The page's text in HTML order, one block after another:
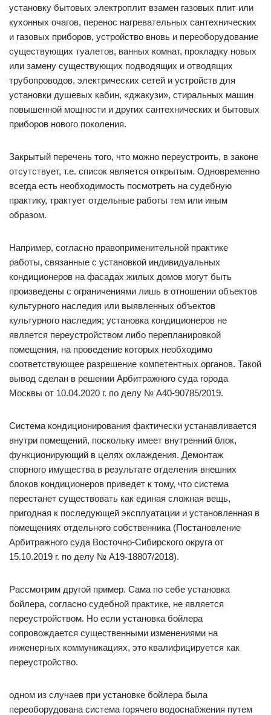
установку бытовых электроплит взамен газовых плит или
кухонных очагов, перенос нагревательных сантехнических
и газовых приборов, устройство вновь и переоборудование
существующих туалетов, ванных комнат, прокладку новых
или замену существующих подводящих и отводящих
трубопроводов, электрических сетей и устройств для
установки душевых кабин, «джакузи», стиральных машин
повышенной мощности и других сантехнических и бытовых
приборов нового поколения.
Закрытый перечень того, что можно переустроить, в законе
отсутствует, т.е. список является открытым. Одновременно
всегда есть необходимость посмотреть на судебную
практику, трактует отдельные работы тем или иным
образом.
Например, согласно правоприменительной практике
работы, связанные с установкой индивидуальных
кондиционеров на фасадах жилых домов могут быть
произведены с ограничениями лишь в отношении объектов
культурного наследия или выявленных объектов
культурного наследия; установка кондиционеров не
является переустройством либо перепланировкой
помещения, на проведение которых необходимо
соответствующее разрешение компетентных органов. Такой
вывод сделан в решении Арбитражного суда города
Москвы от 10.04.2020 г. по делу № А40-90785/2019.
Система кондиционирования фактически устанавливается
внутри помещений, поскольку имеет внутренний блок,
функционирующий в целях охлаждения. Демонтаж
спорного имущества в результате отделения внешних
блоков кондиционеров приведет к тому, что система
перестанет существовать как единая сложная вещь,
пригодная к последующей эксплуатации и установленная в
помещениях отдельного собственника (Постановление
Арбитражного суда Восточно-Сибирского округа от
15.10.2019 г. по делу № А19-18807/2018).
Рассмотрим другой пример. Сама по себе установка
бойлера, согласно судебной практике, не является
переустройством. Но если установка бойлера
сопровождается существенными изменениями на
инженерных коммуникациях, это квалифицируется как
переустройство.
одном из случаев при установке бойлера была
переоборудована система горячего водоснабжения путем